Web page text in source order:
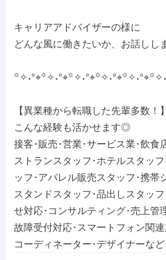
キャリアアドバイザーの様に
どんな風に働きたいか、お話しし
【異業種から転職した先輩多数！】
こんな経験も活かせます◎
接客･販売･営業･サービス業･飲食
ストランスタッフ･ホテルスタッ
ッフ･アパレル販売スタッフ･携帯
スタンドスタッフ･品出しスタッ
せ対応･コンサルティング･売上管
故障受付対応･スマートフォン関
コーディネーター･デザイナーなど